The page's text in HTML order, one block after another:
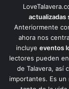
actualizadas
Anteriormente
ahora nos
incluye eventos
lectores pueden
de Talavera, así
importantes. Es